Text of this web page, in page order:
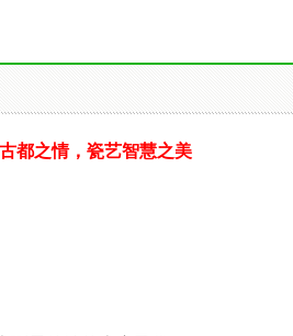
都之情，瓷艺智慧之美